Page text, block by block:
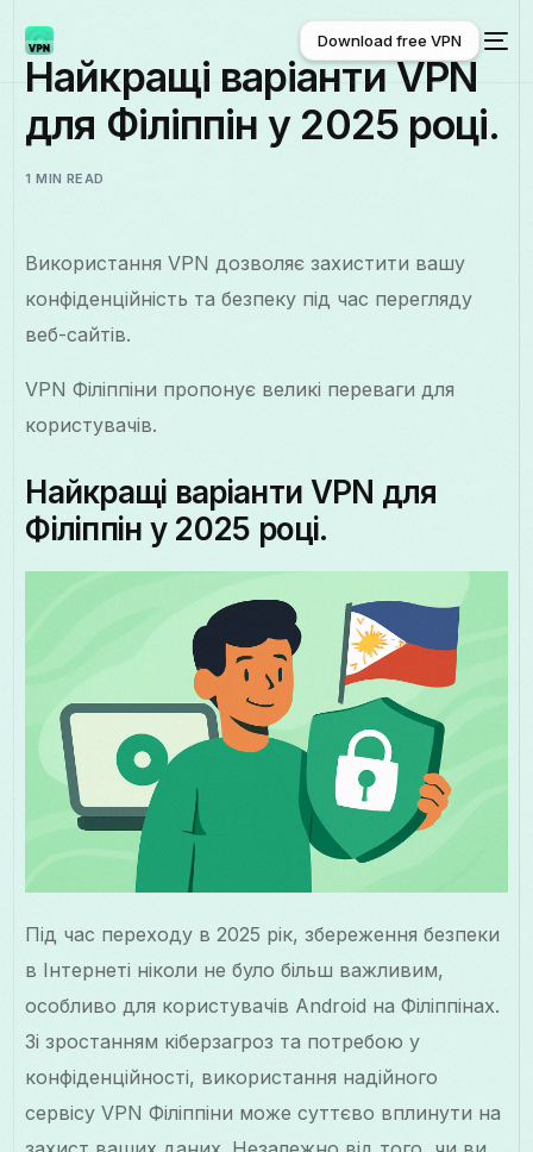
Українська
Download free VPN
Download free VPN
Найкращі варіанти VPN
для Філіппін у 2025 році.
1 MIN READ
Використання VPN дозволяє захистити вашу
конфіденційність та безпеку під час перегляду
веб-сайтів.
VPN Філіппіни пропонує великі переваги для
користувачів.
Найкращі варіанти VPN для
Філіппін у 2025 році.
Під час переходу в 2025 рік, збереження безпеки
в Інтернеті ніколи не було більш важливим,
особливо для користувачів Android на Філіппінах.
Зі зростанням кіберзагроз та потребою у
конфіденційності, використання надійного
сервісу VPN Філіппіни може суттєво вплинути на